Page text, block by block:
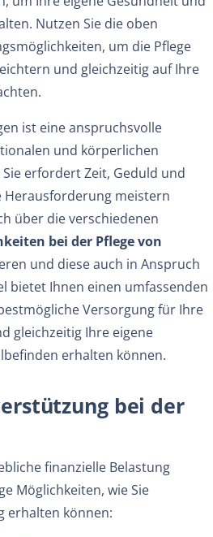
Nutzen Sie die oben
um die Pflege
und gleichzeitig auf Ihre
ist eine anspruchsvolle
und körperlichen
erfordert Zeit, Geduld und
Herausforderung meistern
über die verschiedenen
bei der Pflege von
und diese auch in Anspruch
bietet Ihnen einen umfassenden
Versorgung für Ihre
gleichzeitig Ihre eigene
erhalten können.
bei der
finanzielle Belastung
Möglichkeiten, wie Sie
erhalten können: